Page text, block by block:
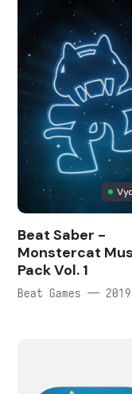
Beat Saber -
Monstercat
Pack Vol. 1
Beat Games — 2019